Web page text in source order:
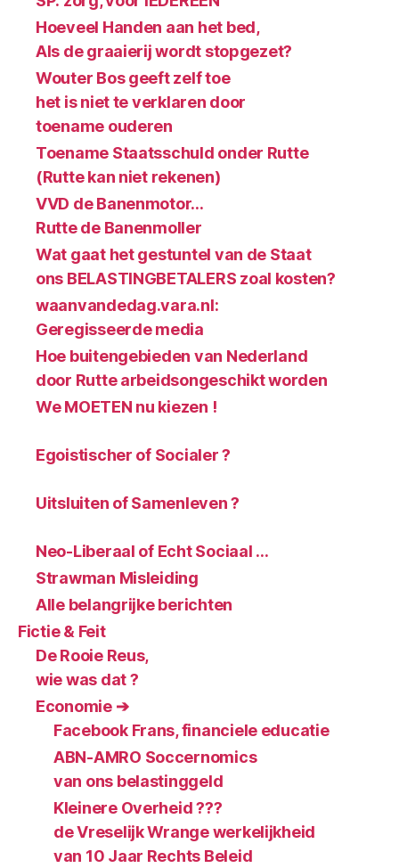
Hoeveel Handen aan het bed,
Als de graaierij wordt stopgezet?
Wouter Bos geeft zelf toe
het is niet te verklaren door
toename ouderen
Toename Staatsschuld onder Rutte
(Rutte kan niet rekenen)
VVD de Banenmotor…
Rutte de Banenmoller
Wat gaat het gestuntel van de Staat
ons BELASTINGBETALERS zoal kosten?
waanvandedag.vara.nl:
Geregisseerde media
Hoe buitengebieden van Nederland
door Rutte arbeidsongeschikt worden
We MOETEN nu kiezen !
Egoistischer of Socialer ?
Uitsluiten of Samenleven ?
Neo-Liberaal of Echt Sociaal …
Strawman Misleiding
Alle belangrijke berichten
Fictie & Feit
De Rooie Reus,
wie was dat ?
Economie ➔
Facebook Frans, financiele educatie
ABN-AMRO Soccernomics
van ons belastinggeld
Kleinere Overheid ???
de Vreselijk Wrange werkelijkheid
van 10 Jaar Rechts Beleid